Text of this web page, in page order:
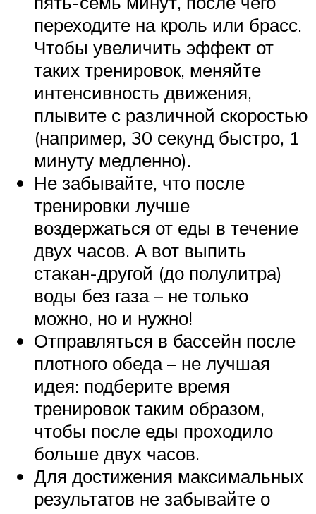
переходите на кроль или брасс.
Чтобы увеличить эффект от
таких тренировок, меняйте
интенсивность движения,
плывите с различной скоростью
(например, 30 секунд быстро, 1
минуту медленно).
Не забывайте, что после
тренировки лучше
воздержаться от еды в течение
двух часов. А вот выпить
стакан-другой (до полулитра)
воды без газа – не только
можно, но и нужно!
Отправляться в бассейн после
плотного обеда – не лучшая
идея: подберите время
тренировок таким образом,
чтобы после еды проходило
больше двух часов.
Для достижения максимальных
результатов не забывайте о